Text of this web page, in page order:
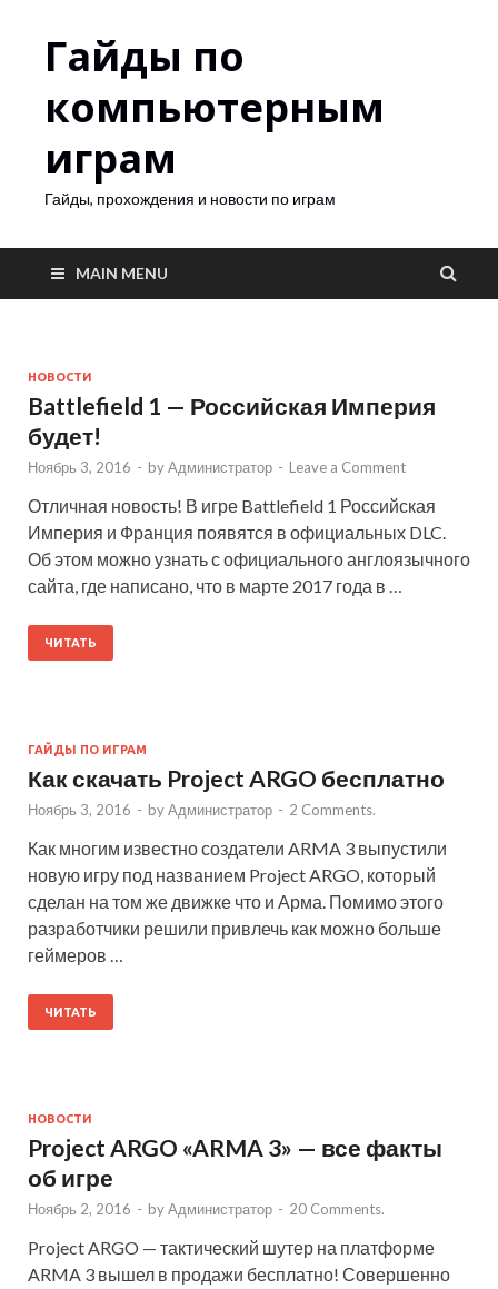
Гайды по
компьютерным
играм
Гайды, прохождения и новости по играм
MAIN MENU
НОВОСТИ
Battlefield 1 — Российская Империя
будет!
Ноябрь 3, 2016 - byАдминистратор - Leave a Comment
Отличная новость! В игре Battlefield 1 Российская
Империя и Франция появятся в официальных DLC.
Об этом можно узнать с официального англоязычного
сайта, где написано, что в марте 2017 года в …
ЧИТАТЬ
ГАЙДЫ ПО ИГРАМ
Как скачать Project ARGO бесплатно
Ноябрь 3, 2016 - byАдминистратор - 2 Comments.
Как многим известно создатели ARMA 3 выпустили
новую игру под названием Project ARGO, который
сделан на том же движке что и Арма. Помимо этого
разработчики решили привлечь как можно больше
геймеров …
ЧИТАТЬ
НОВОСТИ
Project ARGO «ARMA 3» — все факты
об игре
Ноябрь 2, 2016 - byАдминистратор - 20 Comments.
Project ARGO — тактический шутер на платформе
ARMA 3 вышел в продажи бесплатно! Совершенно